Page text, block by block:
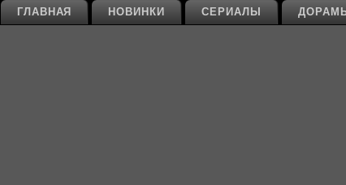
СЕРИАЛЫ
НОВИНКИ
ГЛАВНАЯ